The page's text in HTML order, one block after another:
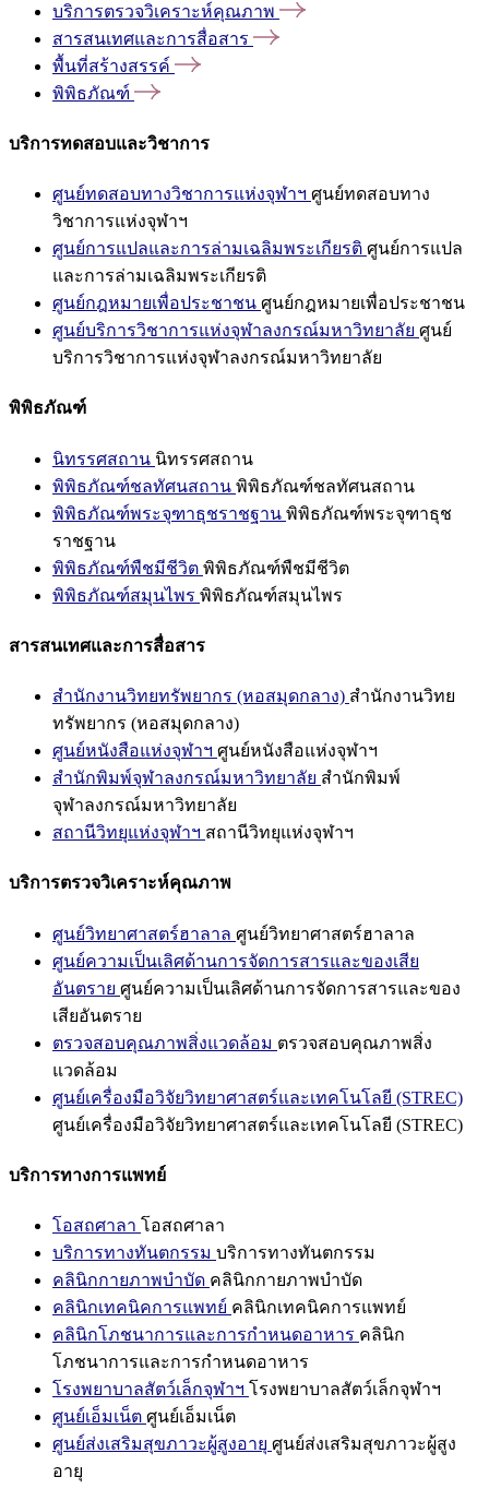
บริการตรวจวิเคราะห์คุณภาพ
สารสนเทศและการสื่อสาร
พื้นที่สร้างสรรค์
พิพิธภัณฑ์
บริการทดสอบและวิชาการ
ศูนย์ทดสอบทางวิชาการแห่งจุฬาฯ ศูนย์ทดสอบทาง
วิชาการแห่งจุฬาฯ
ศูนย์การแปลและการล่ามเฉลิมพระเกียรติ ศูนย์การแปล
และการล่ามเฉลิมพระเกียรติ
ศูนย์กฎหมายเพื่อประชาชน ศูนย์กฎหมายเพื่อประชาชน
ศูนย์บริการวิชาการแห่งจุฬาลงกรณ์มหาวิทยาลัย ศูนย์
บริการวิชาการแห่งจุฬาลงกรณ์มหาวิทยาลัย
พิพิธภัณฑ์
นิทรรศสถาน นิทรรศสถาน
พิพิธภัณฑ์ชลทัศนสถาน พิพิธภัณฑ์ชลทัศนสถาน
พิพิธภัณฑ์พระจุฑาธุชราชฐาน พิพิธภัณฑ์พระจุฑาธุช
ราชฐาน
พิพิธภัณฑ์พืชมีชีวิต พิพิธภัณฑ์พืชมีชีวิต
พิพิธภัณฑ์สมุนไพร พิพิธภัณฑ์สมุนไพร
สารสนเทศและการสื่อสาร
สำนักงานวิทยทรัพยากร (หอสมุดกลาง) สำนักงานวิทย
ทรัพยากร (หอสมุดกลาง)
ศูนย์หนังสือแห่งจุฬาฯ ศูนย์หนังสือแห่งจุฬาฯ
สำนักพิมพ์จุฬาลงกรณ์มหาวิทยาลัย สำนักพิมพ์
จุฬาลงกรณ์มหาวิทยาลัย
สถานีวิทยุแห่งจุฬาฯ สถานีวิทยุแห่งจุฬาฯ
บริการตรวจวิเคราะห์คุณภาพ
ศูนย์วิทยาศาสตร์ฮาลาล ศูนย์วิทยาศาสตร์ฮาลาล
ศูนย์ความเป็นเลิศด้านการจัดการสารและของเสีย
อันตราย ศูนย์ความเป็นเลิศด้านการจัดการสารและของ
เสียอันตราย
ตรวจสอบคุณภาพสิ่งแวดล้อม ตรวจสอบคุณภาพสิ่ง
แวดล้อม
ศูนย์เครื่องมือวิจัยวิทยาศาสตร์และเทคโนโลยี (STREC)
ศูนย์เครื่องมือวิจัยวิทยาศาสตร์และเทคโนโลยี (STREC)
บริการทางการแพทย์
โอสถศาลา โอสถศาลา
บริการทางทันตกรรม บริการทางทันตกรรม
คลินิกกายภาพบำบัด คลินิกกายภาพบำบัด
คลินิกเทคนิคการแพทย์ คลินิกเทคนิคการแพทย์
คลินิกโภชนาการและการกำหนดอาหาร คลินิก
โภชนาการและการกำหนดอาหาร
โรงพยาบาลสัตว์เล็กจุฬาฯ โรงพยาบาลสัตว์เล็กจุฬาฯ
ศูนย์เอ็มเน็ต ศูนย์เอ็มเน็ต
ศูนย์ส่งเสริมสุขภาวะผู้สูงอายุ ศูนย์ส่งเสริมสุขภาวะผู้สูง
อายุ